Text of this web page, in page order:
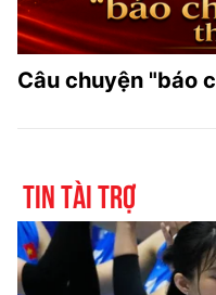
Câu chuyện "báo